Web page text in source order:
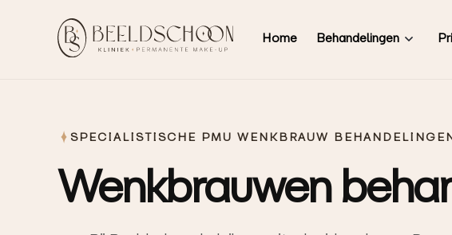
Home Behandelingen
SPECIALISTISCHE PMU WENKBRAUW
Wenkbrauwen